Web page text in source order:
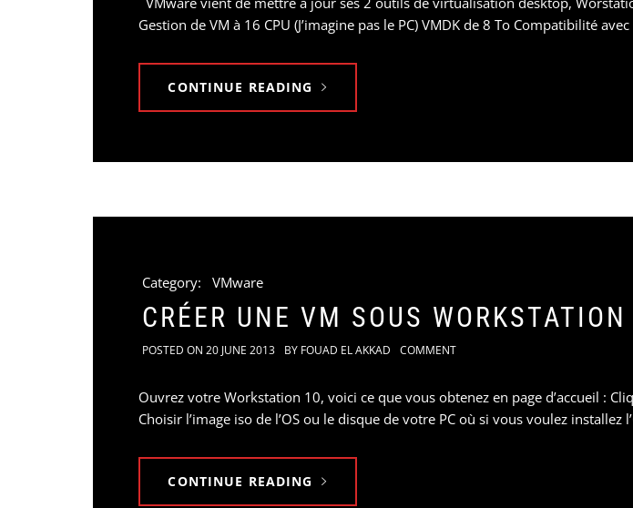
Gestion de VM à 16 CPU (J’imagine pas le PC) VMDK de 8 To Compatibilité
CONTINUE READING
Category: VMware
CRÉER UNE VM SOUS
POSTED ON 20 JUNE 2013 BY FOUAD EL AKKAD COMMENT
Ouvrez votre Workstation 10, voici ce que vous obtenez en page d’accueil :
Choisir l’image iso de l’OS ou le disque de votre PC où si vous voulez installez
CONTINUE READING